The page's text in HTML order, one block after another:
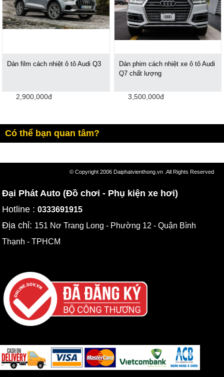
Dán film cách nhiệt ô tô Audi Q3
2,900,000đ
Dán phim cách nhiệt xe ô tô Audi
Q7 chất lượng
3,500,000đ
Có thể bạn quan tâm?
© Copyright 2006 Daiphatvienthong.vn .All Rights Reserved
Đại Phát Auto (Đồ chơi - Phụ kiện xe hơi)
Hotline :0333691915
Địa chỉ: 151 Nơ Trang Long - Phường 12 - Quận Bình
Thạnh - TPHCM